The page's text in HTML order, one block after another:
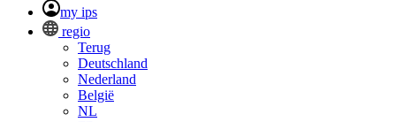
my ips
regio
Terug
Deutschland
Nederland
België
NL